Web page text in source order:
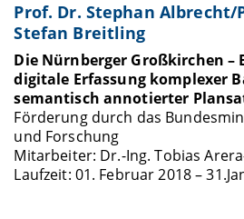
Prof. Dr. Stephan Albrecht/
Stefan Breitling
Die Nürnberger Großkirchen –
digitale Erfassung komplexer
semantisch annotierter
Förderung durch das
und Forschung
Mitarbeiter: Dr.-Ing. Tobias
Laufzeit: 01. Februar 2018 –